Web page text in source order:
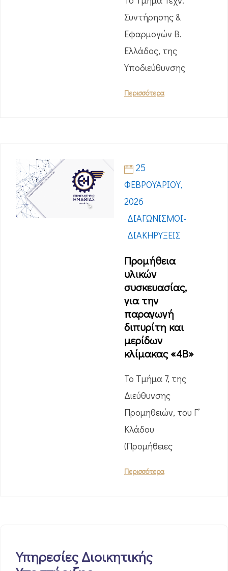
Συντήρησης &
Εφαρμογών Β.
Ελλάδος, της
Υποδιεύθυνσης
Περισσότερα
25
ΦΕΒΡΟΥΑΡΊΟΥ,
2026
ΔΙΑΓΩΝΙΣΜΟΊ-
ΔΙΑΚΗΡΎΞΕΙΣ
Προμήθεια
υλικών
συσκευασίας,
για την
παραγωγή
διπυρίτη και
μερίδων
κλίμακας «4Β»
Το Τμήμα 7, της
Διεύθυνσης
Προμηθειών, του Γ’
Κλάδου
(Προμήθειες
Περισσότερα
Υπηρεσίες Διοικητικής